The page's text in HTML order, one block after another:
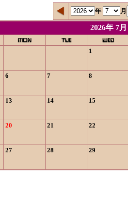
年 月
2026年 7月
1
6 7 8
13 14 15
20 21 22
27 28 29